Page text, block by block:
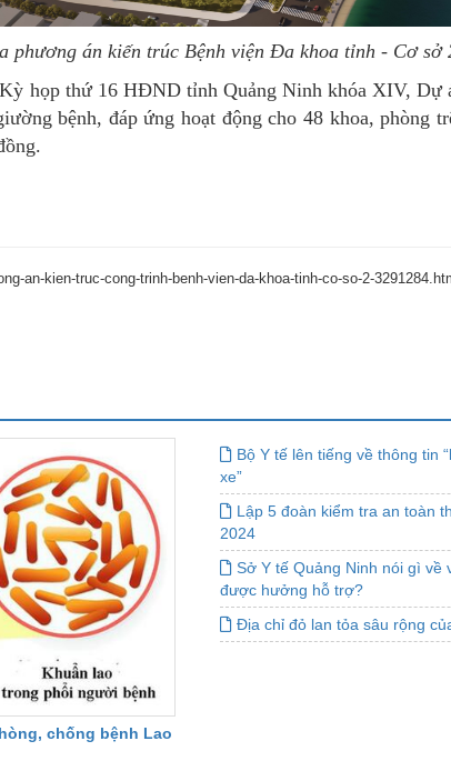
phương án kiến trúc Bệnh viện Đa khoa tỉnh - Cơ sở
họp thứ 16 HĐND tỉnh Quảng Ninh khóa XIV, Dự
bệnh, đáp ứng hoạt động cho 48 khoa, phòng
an-kien-truc-cong-trinh-benh-vien-da-khoa-tinh-co-so-2-
chống bệnh Lao
Bộ Y tế lên tiếng về thông tin
xe”
Lập 5 đoàn kiểm tra an toàn
2024
Sở Y tế Quảng Ninh nói gì
được hưởng hỗ trợ?
Địa chỉ đỏ lan tỏa sâu rộng